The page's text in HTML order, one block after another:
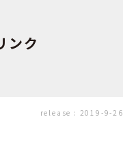
ンク
release : 2019-9-26